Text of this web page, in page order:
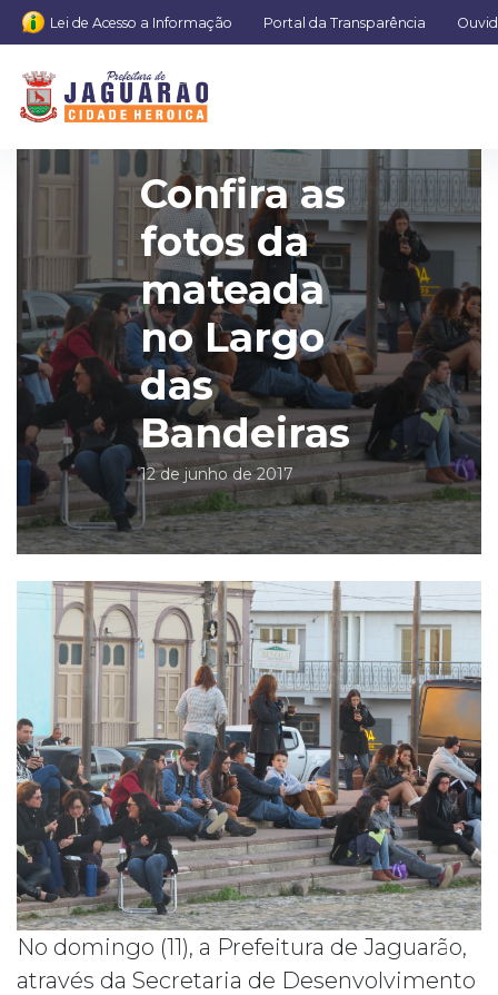
Lei de Acesso a Informação Portal da Transparência
Confira as
fotos da
mateada
no Largo
das
Bandeiras
12 de junho de 2017
No domingo (11), a Prefeitura de Jaguarão,
através da Secretaria de Desenvolvimento